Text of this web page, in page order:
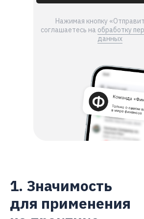
Нажимая кнопку
соглашаетесь на обработку
данных
1. Значимость
для применения